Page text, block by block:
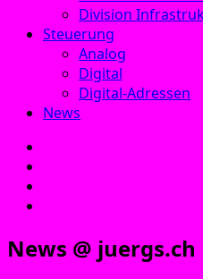
Division
Steuerung
Analog
Digital
Digital-Adressen
News
News @ juergs.ch